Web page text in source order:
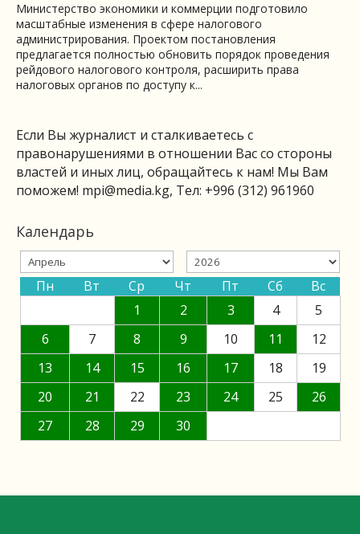
Министерство экономики и коммерции подготовило
масштабные изменения в сфере налогового
администрирования. Проектом постановления
предлагается полностью обновить порядок проведения
рейдового налогового контроля, расширить права
налоговых органов по доступу к...
Если Вы журналист и сталкиваетесь с
правонарушениями в отношении Вас со стороны
властей и иных лиц, обращайтесь к нам! Мы Вам
поможем! mpi@media.kg, Тел: +996 (312) 961960
Календарь
Пн Вт Ср Чт Пт Сб
Вс
1
2 3 4
5
6
7 8 9 10 11
12
13
14 15 16 17 18
19
20
21 22 23 24 25
26
27
28 29 30